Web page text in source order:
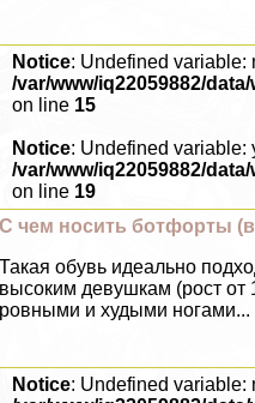
Notice: Undefined variable:
/var/www/iq22059882/
on line 15
Notice: Undefined variable:
/var/www/iq22059882/
on line 19
С чем носить ботфорты
Такая обувь идеально
высоким дeвyшкам (рост от
ровными и худыми ногами...
Notice: Undefined variable: